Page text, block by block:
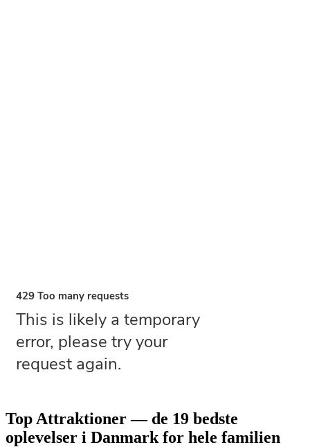
Top Attraktioner — de 19 bedste
oplevelser i Danmark for hele familien